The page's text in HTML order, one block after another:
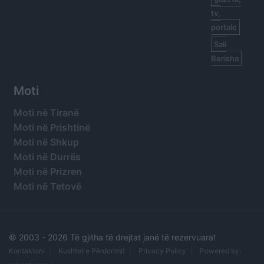
tv,
portale
Sali
Berisha
Moti
Moti në Tiranë
Moti në Prishtinë
Moti në Shkup
Moti në Durrës
Moti në Prizren
Moti në Tetovë
© 2003 - 2026 Të gjitha të drejtat janë të rezervuara!
Kontaktoni Kushtet e Përdorimit Privacy Policy
Powered by: